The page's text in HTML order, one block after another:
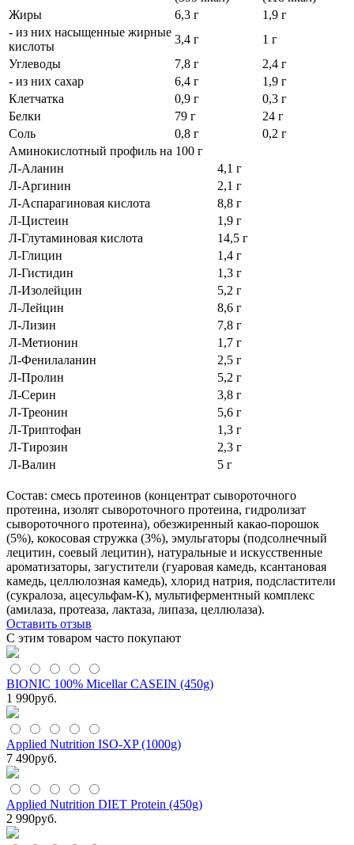
Жиры
6,3 г
1,9 г
- из них насыщенные жирные
кислоты
3,4 г
1 г
Углеводы
7,8 г
2,4 г
- из них сахар
6,4 г
1,9 г
Клетчатка
0,9 г
0,3 г
Белки
79 г
24 г
Соль
0,8 г
0,2 г
Аминокислотный профиль на 100 г
Л-Аланин
4,1 г
Л-Аргинин
2,1 г
Л-Аспарагиновая кислота
8,8 г
Л-Цистеин
1,9 г
Л-Глутаминовая кислота
14,5 г
Л-Глицин
1,4 г
Л-Гистидин
1,3 г
Л-Изолейцин
5,2 г
Л-Лейцин
8,6 г
Л-Лизин
7,8 г
Л-Метионин
1,7 г
Л-Фенилаланин
2,5 г
Л-Пролин
5,2 г
Л-Серин
3,8 г
Л-Треонин
5,6 г
Л-Триптофан
1,3 г
Л-Тирозин
2,3 г
Л-Валин
5 г
Состав: смесь протеинов (концентрат сывороточного
протеина, изолят сывороточного протеина, гидролизат
сывороточного протеина), обезжиренный какао-порошок
(5%), кокосовая стружка (3%), эмульгаторы (подсолнечный
лецитин, соевый лецитин), натуральные и искусственные
ароматизаторы, загустители (гуаровая камедь, ксантановая
камедь, целлюлозная камедь), хлорид натрия, подсластители
(сукралоза, ацесульфам-К), мультиферментный комплекс
(амилаза, протеаза, лактаза, липаза, целлюлаза).
Оставить отзыв
С этим товаром часто покупают
BIONIC 100% Micellar CASEIN (450g)
1 990руб.
Applied Nutrition ISO-XP (1000g)
7 490руб.
Applied Nutrition DIET Protein (450g)
2 990руб.